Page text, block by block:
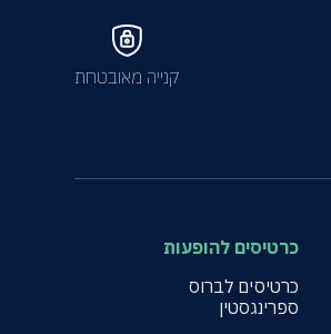
קנייה מאובטחת
כרטיסים להופעות
כרטיסים לברוס
ספרינגסטין